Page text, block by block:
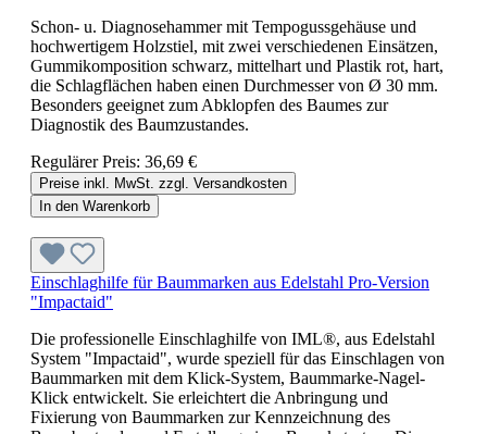
Schon- u. Diagnosehammer mit Tempogussgehäuse und
hochwertigem Holzstiel, mit zwei verschiedenen Einsätzen,
Gummikomposition schwarz, mittelhart und Plastik rot, hart,
die Schlagflächen haben einen Durchmesser von Ø 30 mm.
Besonders geeignet zum Abklopfen des Baumes zur
Diagnostik des Baumzustandes.
Regulärer Preis: 36,69 €
Preise inkl. MwSt. zzgl. Versandkosten
In den Warenkorb
Einschlaghilfe für Baummarken aus Edelstahl Pro-Version
"Impactaid"
Die professionelle Einschlaghilfe von IML®, aus Edelstahl
System "Impactaid", wurde speziell für das Einschlagen von
Baummarken mit dem Klick-System, Baummarke-Nagel-
Klick entwickelt. Sie erleichtert die Anbringung und
Fixierung von Baummarken zur Kennzeichnung des